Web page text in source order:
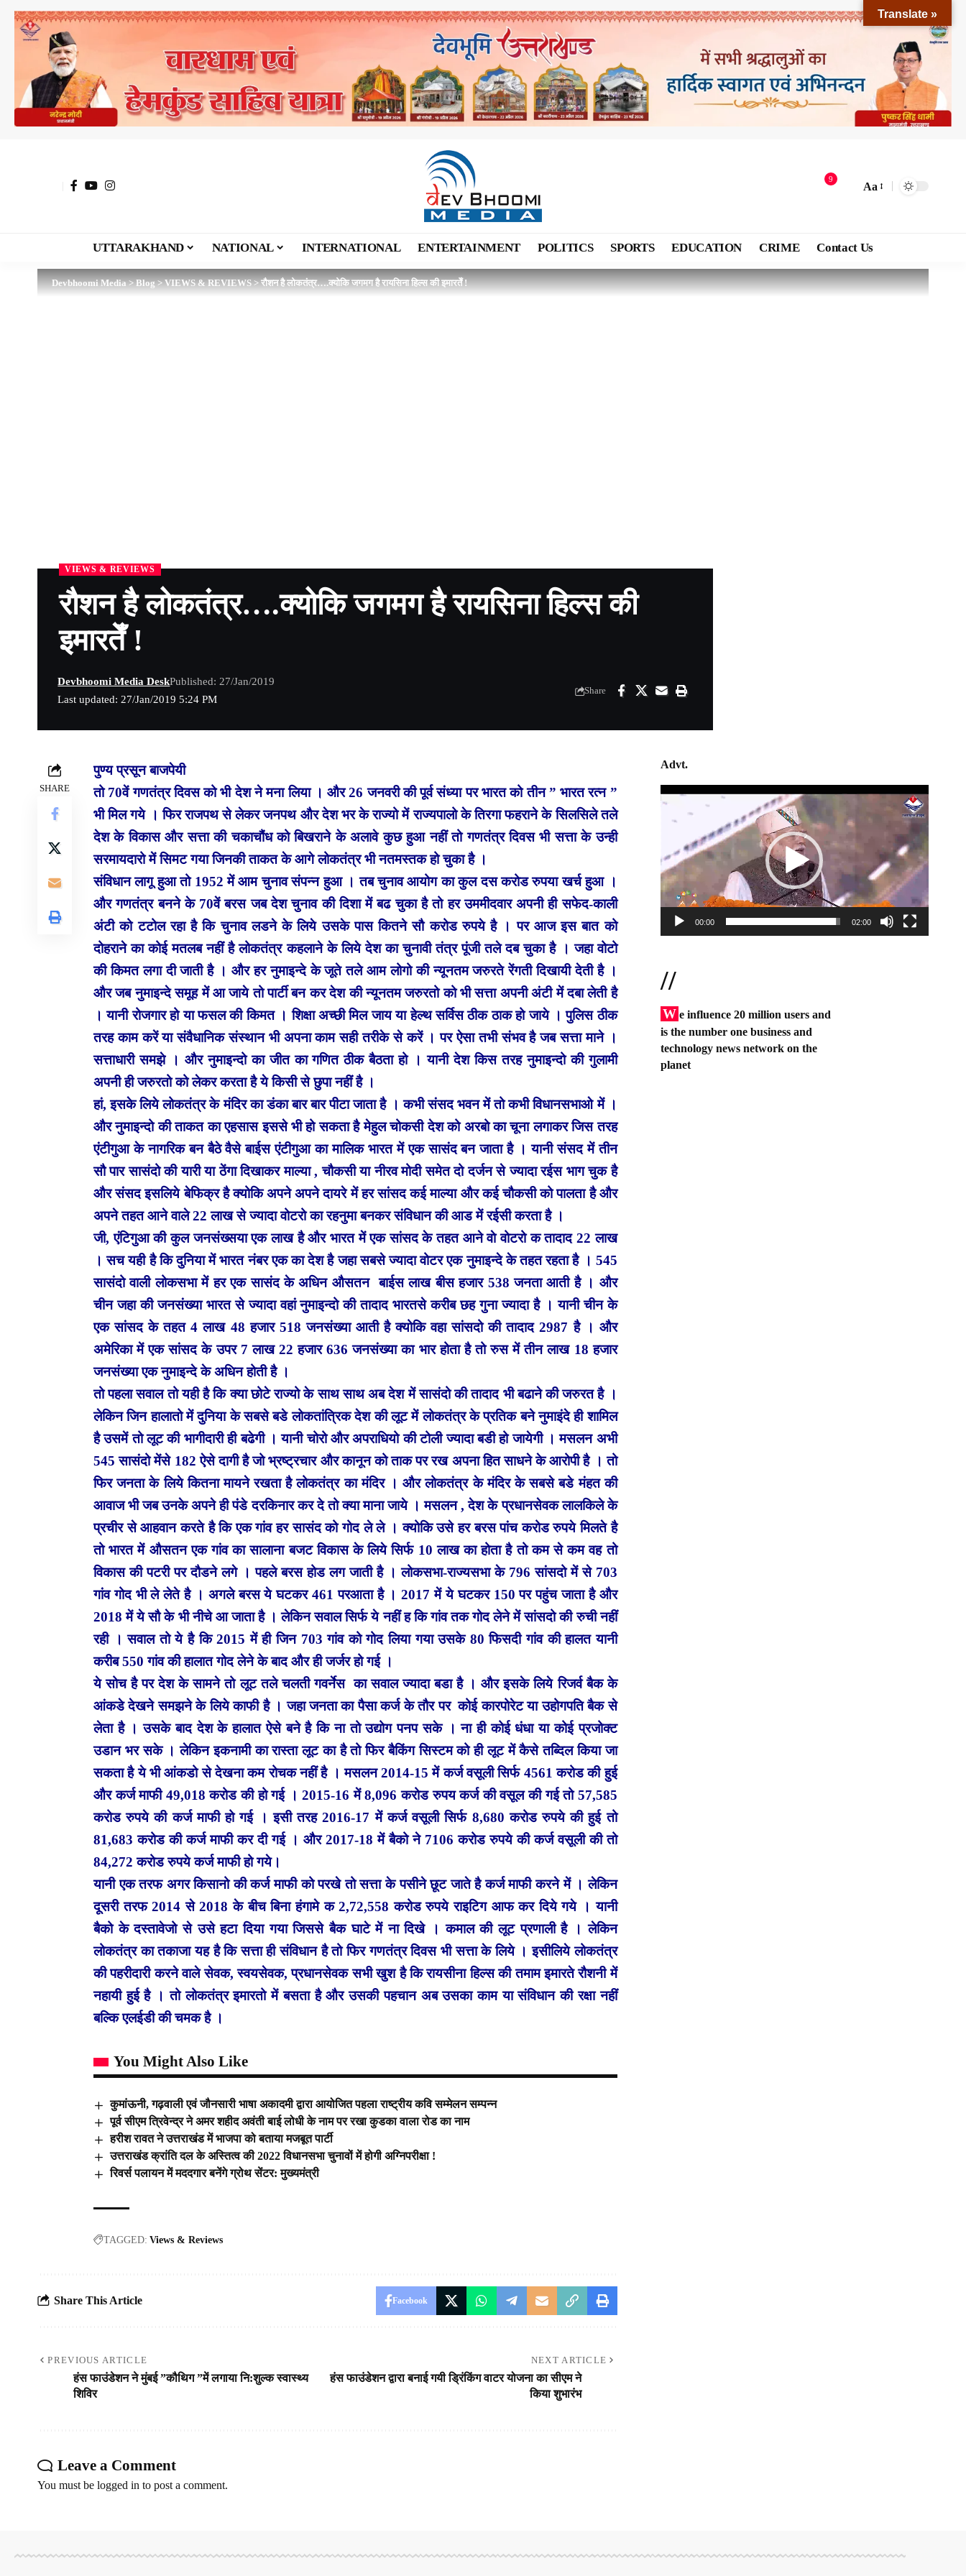
9
Aa
UTTARAKHAND NATIONAL INTERNATIONAL ENTERTAINMENT POLITICS SPORTS EDUCATION CRIME Contact Us
Devbhoomi Media>Blog>VIEWS & REVIEWS>रौशन है लोकतंत्र….क्योकि जगमग है रायसिना हिल्स की इमारतेँ !
VIEWS & REVIEWS
रौशन है लोकतंत्र….क्योकि जगमग है रायसिना हिल्स की
इमारतेँ !
Last updated: 27/Jan/2019 5:24 PM
Devbhoomi Media DeskPublished: 27/Jan/2019
Share
SHARE
पुण्य प्रसून बाजपेयी
तो 70वें गणतंत्र दिवस को भी देश ने मना लिया । और 26 जनवरी की पूर्व संध्या पर भारत को तीन ” भारत रत्न ”
भी मिल गये । फिर राजपथ से लेकर जनपथ और देश भर के राज्यो में राज्यपालो के तिरगा फहराने के सिलसिले तले
देश के विकास और सत्ता की चकाचौंध को बिखराने के अलावे कुछ हुआ नहीं तो गणतंत्र दिवस भी सत्ता के उन्ही
सरमायदारो में सिमट गया जिनकी ताकत के आगे लोकतंत्र भी नतमस्तक हो चुका है ।
संविधान लागू हुआ तो 1952 में आम चुनाव संपन्न हुआ । तब चुनाव आयोग का कुल दस करोड रुपया खर्च हुआ ।
और गणतंत्र बनने के 70वें बरस जब देश चुनाव की दिशा में बढ चुका है तो हर उममीदवार अपनी ही सफेद-काली
अंटी को टटोल रहा है कि चुनाव लडने के लिये उसके पास कितने सौ करोड रुपये है । पर आज इस बात को
दोहराने का कोई मतलब नहीं है लोकतंत्र कहलाने के लिये देश का चुनावी तंत्र पूंजी तले दब चुका है । जहा वोटो
की किमत लगा दी जाती है । और हर नुमाइन्दे के जूते तले आम लोगो की न्यूनतम जरुरते रेंगती दिखायी देती है ।
और जब नुमाइन्दे समूह में आ जाये तो पार्टी बन कर देश की न्यूनतम जरुरतो को भी सत्ता अपनी अंटी में दबा लेती है
। यानी रोजगार हो या फसल की किमत । शिक्षा अच्छी मिल जाय या हेल्थ सर्विस ठीक ठाक हो जाये । पुलिस ठीक
तरह काम करें या संवैधानिक संस्थान भी अपना काम सही तरीके से करें । पर ऐसा तभी संभव है जब सत्ता माने ।
सत्ताधारी समझे । और नुमाइन्दो का जीत का गणित ठीक बैठता हो । यानी देश किस तरह नुमाइन्दो की गुलामी
अपनी ही जरुरतो को लेकर करता है ये किसी से छुपा नहीं है ।
हां, इसके लिये लोकतंत्र के मंदिर का डंका बार बार पीटा जाता है । कभी संसद भवन में तो कभी विधानसभाओ में ।
और नुमाइन्दो की ताकत का एहसास इससे भी हो सकता है मेहुल चोकसी देश को अरबो का चूना लगाकर जिस तरह
एंटीगुआ के नागरिक बन बैठे वैसे बाईस एंटीगुआ का मालिक भारत में एक सासंद बन जाता है । यानी संसद में तीन
सौ पार सासंदो की यारी या ठेंगा दिखाकर माल्या , चौकसी या नीरव मोदी समेत दो दर्जन से ज्यादा रईस भाग चुक है
और संसद इसलिये बेफिक्र है क्योकि अपने अपने दायरे में हर सांसद कई माल्या और कई चौकसी को पालता है और
अपने तहत आने वाले 22 लाख से ज्यादा वोटरो का रहनुमा बनकर संविधान की आड में रईसी करता है ।
जी, एंटिगुआ की कुल जनसंख्सया एक लाख है और भारत में एक सांसद के तहत आने वाे वोटरो क तादाद 22 लाख
। सच यही है कि दुनिया में भारत नंबर एक का देश है जहा सबसे ज्यादा वोटर एक नुमाइन्दे के तहत रहता है । 545
सासंदो वाली लोकसभा में हर एक सासंद के अधिन औसतन बाईस लाख बीस हजार 538 जनता आती है । और
चीन जहा की जनसंख्या भारत से ज्यादा वहां नुमाइन्दो की तादाद भारतसे करीब छह गुना ज्यादा है । यानी चीन के
एक सांसद के तहत 4 लाख 48 हजार 518 जनसंख्या आती है क्योकि वहा सांसदो की तादाद 2987 है । और
अमेरिका में एक सांसद के उपर 7 लाख 22 हजार 636 जनसंख्या का भार होता है तो रुस में तीन लाख 18 हजार
जनसंख्या एक नुमाइन्दे के अधिन होती है ।
तो पहला सवाल तो यही है कि क्या छोटे राज्यो के साथ साथ अब देश में सासंदो की तादाद भी बढाने की जरुरत है ।
लेकिन जिन हालातो में दुनिया के सबसे बडे लोकतांत्रिक देश की लूट में लोकतंत्र के प्रतिक बने नुमाइंदे ही शामिल
है उसमें तो लूट की भागीदारी ही बढेगी । यानी चोरो और अपराधियो की टोली ज्यादा बडी हो जायेगी । मसलन अभी
545 सासंदो मेंसे 182 ऐसे दागी है जो भ्रष्ट्रचार और कानून को ताक पर रख अपना हित साधने के आरोपी है । तो
फिर जनता के लिये कितना मायने रखता है लोकतंत्र का मंदिर । और लोकतंत्र के मंदिर के सबसे बडे मंहत की
आवाज भी जब उनके अपने ही पंडे दरकिनार कर दे तो क्या माना जाये । मसलन , देश के प्रधानसेवक लालकिले के
प्रचीर से आहवान करते है कि एक गांव हर सासंद को गोद ले ले । क्योकि उसे हर बरस पांच करोड रुपये मिलते है
तो भारत में औसतन एक गांव का सालाना बजट विकास के लिये सिर्फ 10 लाख का होता है तो कम से कम वह तो
विकास की पटरी पर दौडने लगे । पहले बरस होड लग जाती है । लोकसभा-राज्यसभा के 796 सांसदो में से 703
गांव गोद भी ले लेते है । अगले बरस ये घटकर 461 परआता है । 2017 में ये घटकर 150 पर पहुंच जाता है और
2018 में ये सौ के भी नीचे आ जाता है । लेकिन सवाल सिर्फ ये नहीं ह कि गांव तक गोद लेने में सांसदो की रुची नहीं
रही । सवाल तो ये है कि 2015 में ही जिन 703 गांव को गोद लिया गया उसके 80 फिसदी गांव की हालत यानी
करीब 550 गांव की हालात गोद लेने के बाद और ही जर्जर हो गई ।
ये सोच है पर देश के सामने तो लूट तले चलती गवर्नेस का सवाल ज्यादा बडा है । और इसके लिये रिजर्व बैक के
आंकडे देखने समझने के लिये काफी है । जहा जनता का पैसा कर्ज के तौर पर कोई कारपोरेट या उहोगपति बैक से
लेता है । उसके बाद देश के हालात ऐसे बने है कि ना तो उद्योग पनप सके । ना ही कोई धंधा या कोई प्रजोक्ट
उडान भर सके । लेकिन इकनामी का रास्ता लूट का है तो फिर बैकिंग सिस्टम को ही लूट में कैसे तब्दिल किया जा
सकता है ये भी आंकडो से देखना कम रोचक नहीं है । मसलन 2014-15 में कर्ज वसूली सिर्फ 4561 करोड की हुई
और कर्ज माफी 49,018 करोड की हो गई । 2015-16 में 8,096 करोड रुपय कर्ज की वसूल की गई तो 57,585
करोड रुपये की कर्ज माफी हो गई । इसी तरह 2016-17 में कर्ज वसूली सिर्फ 8,680 करोड रुपये की हुई तो
81,683 करोड की कर्ज माफी कर दी गई । और 2017-18 में बैको ने 7106 करोड रुपये की कर्ज वसूली की तो
84,272 करोड रुपये कर्ज माफी हो गये।
यानी एक तरफ अगर किसानो की कर्ज माफी को परखे तो सत्ता के पसीने छूट जाते है कर्ज माफी करने में । लेकिन
दूसरी तरफ 2014 से 2018 के बीच बिना हंगामे क 2,72,558 करोड रुपये राइटिग आफ कर दिये गये । यानी
बैको के दस्तावेजो से उसे हटा दिया गया जिससे बैक घाटे में ना दिखे । कमाल की लूट प्रणाली है । लेकिन
लोकतंत्र का तकाजा यह है कि सत्ता ही संविधान है तो फिर गणतंत्र दिवस भी सत्ता के लिये । इसीलिये लोकतंत्र
की पहरीदारी करने वाले सेवक, स्वयसेवक, प्रधानसेवक सभी खुश है कि रायसीना हिल्स की तमाम इमारते रौशनी में
नहायी हुई है । तो लोकतंत्र इमारतो में बसता है और उसकी पहचान अब उसका काम या संविधान की रक्षा नहीं
बल्कि एलईडी की चमक है ।
You Might Also Like
कुमांऊनी, गढ़वाली एवं जौनसारी भाषा अकादमी द्वारा आयोजित पहला राष्ट्रीय कवि सम्मेलन सम्पन्न
पूर्व सीएम त्रिवेन्द्र ने अमर शहीद अवंती बाई लोधी के नाम पर रखा कुडका वाला रोड का नाम
हरीश रावत ने उत्तराखंड में भाजपा को बताया मजबूत पार्टी
उत्तराखंड क्रांति दल के अस्तित्व की 2022 विधानसभा चुनावों में होगी अग्निपरीक्षा !
रिवर्स पलायन में मददगार बनेंगे ग्रोथ सेंटर: मुख्यमंत्री
TAGGED: Views & Reviews
Share This Article Facebook
PREVIOUS ARTICLE
हंस फाउंडेशन ने मुंबई ”कौथिग ”में लगाया नि:शुल्क स्वास्थ्य
शिविर
NEXT ARTICLE
हंस फाउंडेशन द्वारा बनाई गयी ड्रिंकिंग वाटर योजना का सीएम ने
किया शुभारंभ
Leave a Comment
You must be logged in to post a comment.
Advt.
Video
00:00 02:00
//
W e influence 20 million users and
is the number one business and
technology news network on the
planet
Translate »